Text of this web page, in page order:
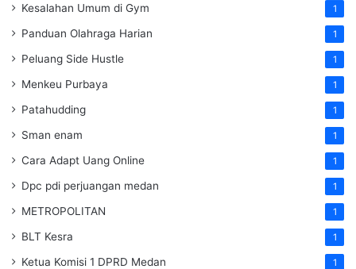
Kesalahan Umum di Gym 1
Panduan Olahraga Harian 1
Peluang Side Hustle 1
Menkeu Purbaya 1
Patahudding 1
Sman enam 1
Cara Adapt Uang Online 1
Dpc pdi perjuangan medan 1
METROPOLITAN 1
BLT Kesra 1
Ketua Komisi 1 DPRD Medan 1